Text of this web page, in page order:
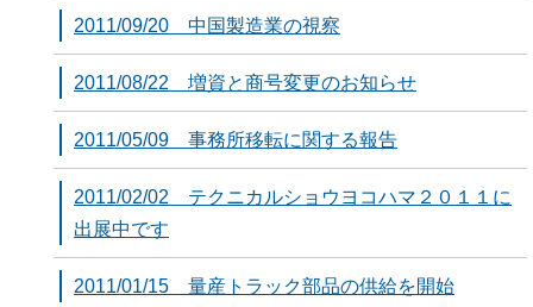
2011/09/20 中国製造業の視察
2011/08/22 増資と商号変更のお知らせ
2011/05/09 事務所移転に関する報告
2011/02/02 テクニカルショウヨコハマ２０１１に
出展中です
2011/01/15 量産トラック部品の供給を開始